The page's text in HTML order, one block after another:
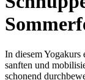
In diesem
sanften und
schonend